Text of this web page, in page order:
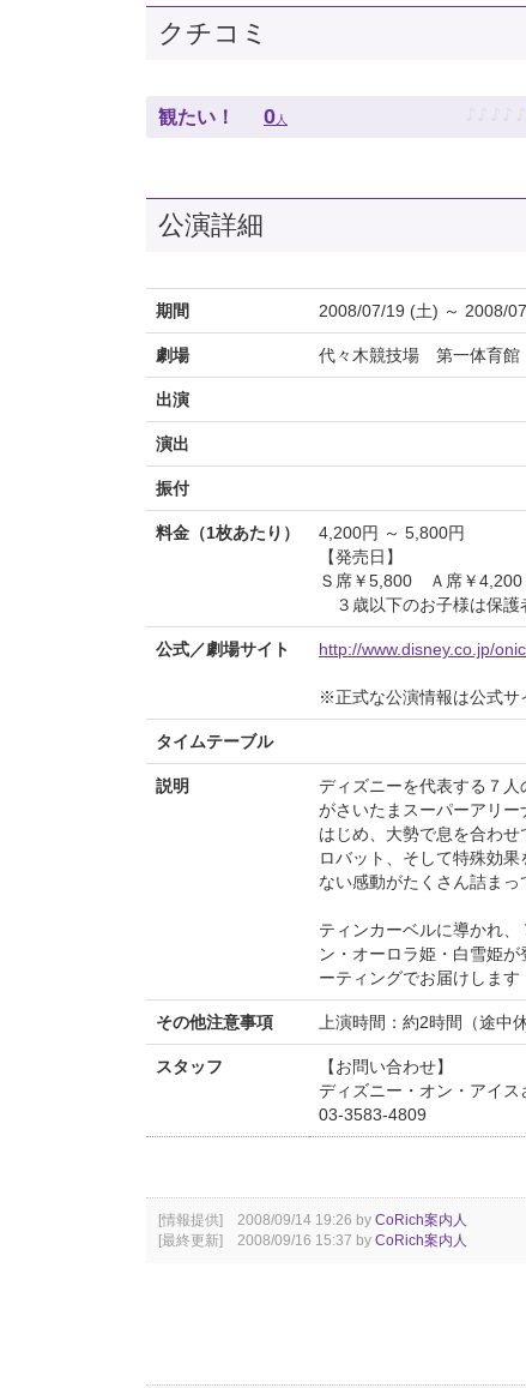
クチコミ
観たい！ 0 人 ♪ ♪ ♪ ♪ ♪
公演詳細
期間 2008/07/19 (土) ～ 2008/
劇場 代々木競技場 第一体育館
出演
演出
振付
料金（1枚あたり）
4,200円 ～ 5,800円
【発売日】
Ｓ席￥5,800 Ａ席￥4,200
３歳以下のお子様は保護
公式／劇場サイト http://www.disney.co.jp/
※正式な公演情報は公式サ
タイムテーブル
説明
ディズニーを代表する７
がさいたまスーパーアリ
はじめ、大勢で息を合わ
ロバット、そして特殊効
ない感動がたくさん詰まっ
ティンカーベルに導かれ
ン・オーロラ姫・白雪姫
ーティングでお届けします
その他注意事項 上演時間：約2時間（途中
スタッフ
【お問い合わせ】
ディズニー・オン・アイス
03-3583-4809
[情報提供] 2008/09/14 19:26 by CoRich案内人
[最終更新] 2008/09/16 15:37 by CoRich案内人